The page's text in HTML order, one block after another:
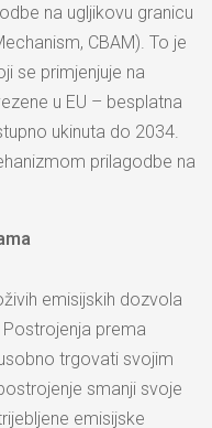
na ugljikovu granicu
CBAM). To je
se primjenjuje na
u EU – besplatna
ukinuta do 2034.
prilagodbe na
emisijskih dozvola
prema
trgovati svojim
smanji svoje
emisijske